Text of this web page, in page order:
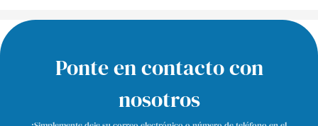
Ponte en contacto con
nosotros